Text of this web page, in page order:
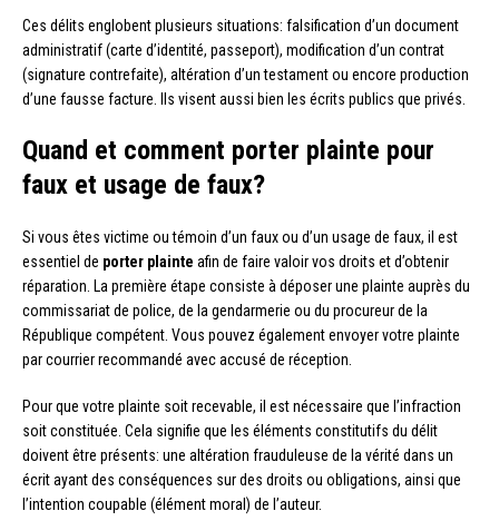
Ces délits englobent plusieurs situations: falsification d’un document
administratif (carte d’identité, passeport), modification d’un contrat
(signature contrefaite), altération d’un testament ou encore production
d’une fausse facture. Ils visent aussi bien les écrits publics que privés.
Quand et comment porter plainte pour
faux et usage de faux?
Si vous êtes victime ou témoin d’un faux ou d’un usage de faux, il est
essentiel de porter plainte afin de faire valoir vos droits et d’obtenir
réparation. La première étape consiste à déposer une plainte auprès du
commissariat de police, de la gendarmerie ou du procureur de la
République compétent. Vous pouvez également envoyer votre plainte
par courrier recommandé avec accusé de réception.
Pour que votre plainte soit recevable, il est nécessaire que l’infraction
soit constituée. Cela signifie que les éléments constitutifs du délit
doivent être présents: une altération frauduleuse de la vérité dans un
écrit ayant des conséquences sur des droits ou obligations, ainsi que
l’intention coupable (élément moral) de l’auteur.